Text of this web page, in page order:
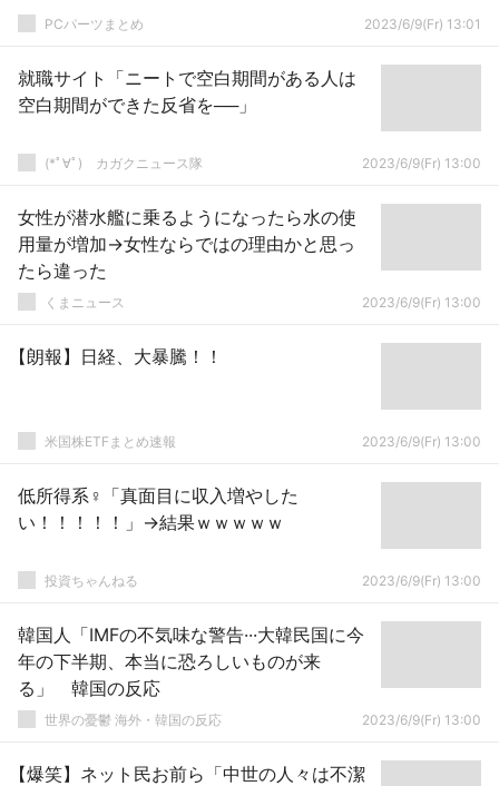
PCパーツまとめ 2023/6/9(Fr) 13:01
就職サイト「ニートで空白期間がある人は
空白期間ができた反省を──」
(*ﾟ∀ﾟ)ゞカガクニュース隊 2023/6/9(Fr) 13:00
女性が潜水艦に乗るようになったら水の使
用量が増加→女性ならではの理由かと思っ
たら違った
くまニュース 2023/6/9(Fr) 13:00
【朗報】日経、大暴騰！！
米国株ETFまとめ速報 2023/6/9(Fr) 13:00
低所得系♀「真面目に収入増やした
い！！！！！」→結果ｗｗｗｗｗ
投資ちゃんねる 2023/6/9(Fr) 13:00
韓国人「IMFの不気味な警告···大韓民国に今
年の下半期、本当に恐ろしいものが来
る」 韓国の反応
世界の憂鬱 海外・韓国の反応 2023/6/9(Fr) 13:00
【爆笑】ネット民お前ら「中世の人々は不潔